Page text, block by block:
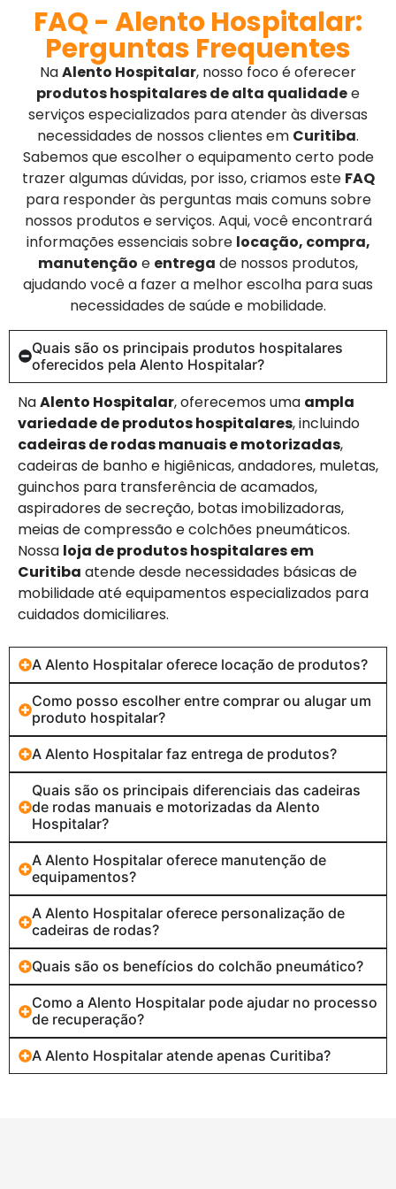
FAQ - Alento Hospitalar:
Perguntas Frequentes
NaAlento Hospitalar, nosso foco é oferecer
produtos hospitalares de alta qualidadee
serviços especializados para atender às diversas
necessidades de nossos clientes em Curitiba.
Sabemos que escolher o equipamento certo pode
trazer algumas dúvidas, por isso, criamos este FAQ
para responder às perguntas mais comuns sobre
nossos produtos e serviços. Aqui, você encontrará
informações essenciais sobre locação, compra,
manutenção e entrega de nossos produtos,
ajudando você a fazer a melhor escolha para suas
necessidades de saúde e mobilidade.
Quais são os principais produtos hospitalares
oferecidos pela Alento Hospitalar?
NaAlento Hospitalar, oferecemos uma ampla
variedade de produtos hospitalares, incluindo
cadeiras de rodas manuais e motorizadas,
cadeiras de banho e higiênicas, andadores, muletas,
guinchos para transferência de acamados,
aspiradores de secreção, botas imobilizadoras,
meias de compressão e colchões pneumáticos.
Nossa loja de produtos hospitalares em
Curitiba atende desde necessidades básicas de
mobilidade até equipamentos especializados para
cuidados domiciliares.
A Alento Hospitalar oferece locação de produtos?
Como posso escolher entre comprar ou alugar um
produto hospitalar?
A Alento Hospitalar faz entrega de produtos?
Quais são os principais diferenciais das cadeiras
de rodas manuais e motorizadas da Alento
Hospitalar?
A Alento Hospitalar oferece manutenção de
equipamentos?
A Alento Hospitalar oferece personalização de
cadeiras de rodas?
Quais são os benefícios do colchão pneumático?
Como a Alento Hospitalar pode ajudar no processo
de recuperação?
A Alento Hospitalar atende apenas Curitiba?